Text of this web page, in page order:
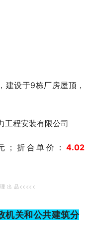
建设于9栋厂房屋顶，
工程安装有限公司
；折合单价： 4.02
出 品<<<<<
机关和公共建筑分